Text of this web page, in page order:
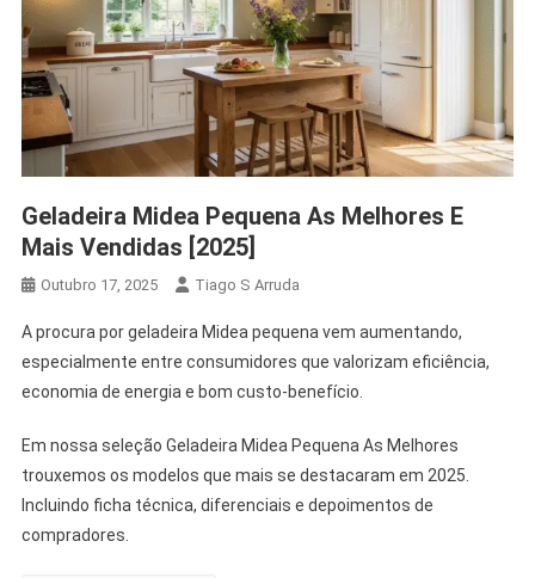
Geladeira Midea Pequena As Melhores E
Mais Vendidas [2025]
Outubro 17, 2025 Tiago S Arruda
A procura por geladeira Midea pequena vem aumentando,
especialmente entre consumidores que valorizam eficiência,
economia de energia e bom custo-benefício.
Em nossa seleção Geladeira Midea Pequena As Melhores
trouxemos os modelos que mais se destacaram em 2025.
Incluindo ficha técnica, diferenciais e depoimentos de
compradores.